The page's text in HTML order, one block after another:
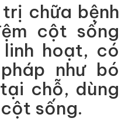
chữa bệnh
cột sống
hoạt, có
như bó
chỗ, dùng
sống.